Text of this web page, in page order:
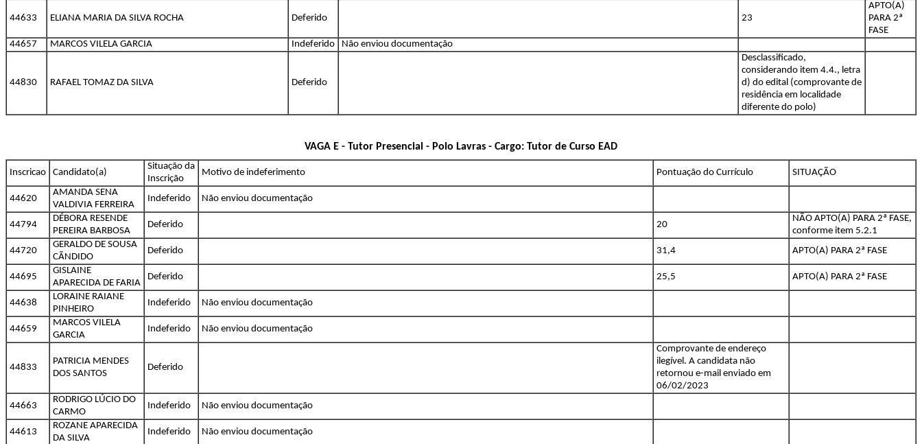
44633 ELIANA MARIA DA SILVA ROCHA Deferido 23
APTO(A)
PARA 2ª
FASE
44657
MARCOS VILELA GARCIA Indeferido Não enviou documentação
44830 RAFAEL TOMAZ DA SILVA Deferido
Desclassificado,
considerando item 4.4., letra
d) do edital (comprovante de
residência em localidade
diferente do polo)
VAGA E - Tutor Presencial - Polo Lavras - Cargo: Tutor de Curso EAD
Inscricao Candidato(a)
Situação da
Inscrição
Motivo de indeferimento Pontuação do Currículo SITUAÇÃO
44620
AMANDA SENA
VALDIVIA FERREIRA
Indeferido Não enviou documentação
44794
DÉBORA RESENDE
PEREIRA BARBOSA
Deferido 20
NÃO APTO(A) PARA 2ª FASE,
conforme item 5.2.1
44720
GERALDO DE SOUSA
CÃNDIDO
Deferido 31,4 APTO(A) PARA 2ª FASE
44695
GISLAINE
APARECIDA DE FARIA
Deferido 25,5 APTO(A) PARA 2ª FASE
44638
LORAINE RAIANE
PINHEIRO
Indeferido Não enviou documentação
44659
MARCOS VILELA
GARCIA
Indeferido Não enviou documentação
44833
PATRICIA MENDES
DOS SANTOS
Deferido
Comprovante de endereço
ilegível. A candidata não
retornou e-mail enviado em
06/02/2023
44663
RODRIGO LÚCIO DO
CARMO
Indeferido Não enviou documentação
44613
ROZANE APARECIDA
DA SILVA
Indeferido Não enviou documentação